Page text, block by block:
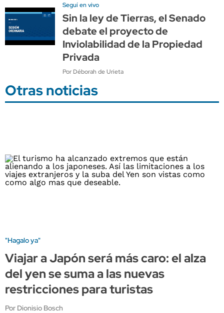
Seguí en vivo
Sin la ley de Tierras, el Senado
debate el proyecto de
Inviolabilidad de la Propiedad
Privada
Por Déborah de Urieta
Otras noticias
"Hagalo ya"
Viajar a Japón será más caro: el alza
del yen se suma a las nuevas
restricciones para turistas
Por Dionisio Bosch